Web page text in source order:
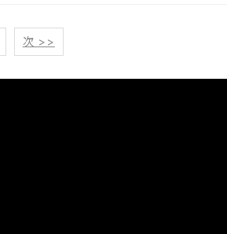
次 >>